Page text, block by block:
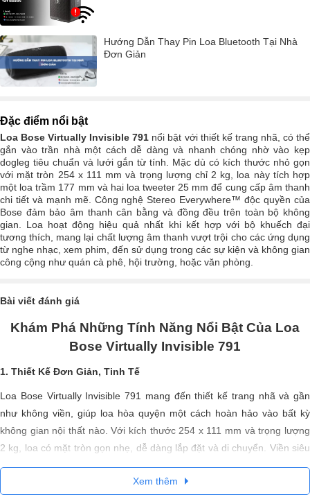
Hướng Dẫn Thay Pin Loa Bluetooth Tại Nhà
Đơn Giản
Đặc điểm nổi bật
Loa Bose Virtually Invisible 791 nổi bật với thiết kế trang nhã, có thể
gắn vào trần nhà một cách dễ dàng và nhanh chóng nhờ vào kẹp
dogleg tiêu chuẩn và lưới gắn từ tính. Mặc dù có kích thước nhỏ gọn
với mặt tròn 254 x 111 mm và trọng lượng chỉ 2 kg, loa này tích hợp
một loa trầm 177 mm và hai loa tweeter 25 mm để cung cấp âm thanh
chi tiết và mạnh mẽ. Công nghệ Stereo Everywhere™ độc quyền của
Bose đảm bảo âm thanh cân bằng và đồng đều trên toàn bộ không
gian. Loa hoạt động hiệu quả nhất khi kết hợp với bộ khuếch đại
tương thích, mang lại chất lượng âm thanh vượt trội cho các ứng dụng
từ nghe nhạc, xem phim, đến sử dụng trong các sự kiện và không gian
công cộng như quán cà phê, hội trường, hoặc văn phòng.
Bài viết đánh giá
Khám Phá Những Tính Năng Nổi Bật Của Loa
Bose Virtually Invisible 791
1. Thiết Kế Đơn Giản, Tinh Tế
Loa Bose Virtually Invisible 791 mang đến thiết kế trang nhã và gần
như không viền, giúp loa hòa quyện một cách hoàn hảo vào bất kỳ
không gian nội thất nào. Với kích thước 254 x 111 mm và trọng lượng
2 kg, loa có mặt tròn gọn nhẹ, dễ dàng lắp đặt và di chuyển. Viền siêu
mỏng có thể được sơn dễ dàng, cho phép bạn tùy chỉnh màu sắc sao
cho phù hợp với phòng của bạn mà không lo lắng về việc sơn bị vón
Xem thêm